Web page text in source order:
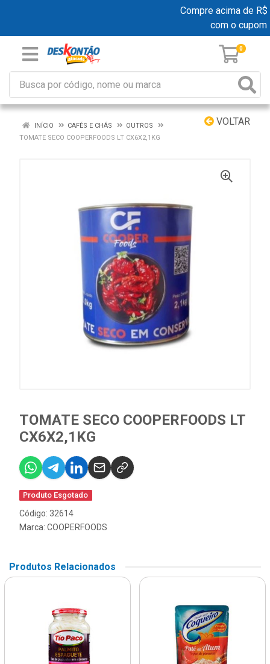
Compre acima de R$
com o cupom
0
VOLTAR
INÍCIO CAFÉS E CHÁS
OUTROS
TOMATE SECO COOPERFOODS LT CX6X2,1KG
TOMATE SECO COOPERFOODS LT
CX6X2,1KG
Produto Esgotado
Código: 32614
Marca: COOPERFOODS
Produtos Relacionados